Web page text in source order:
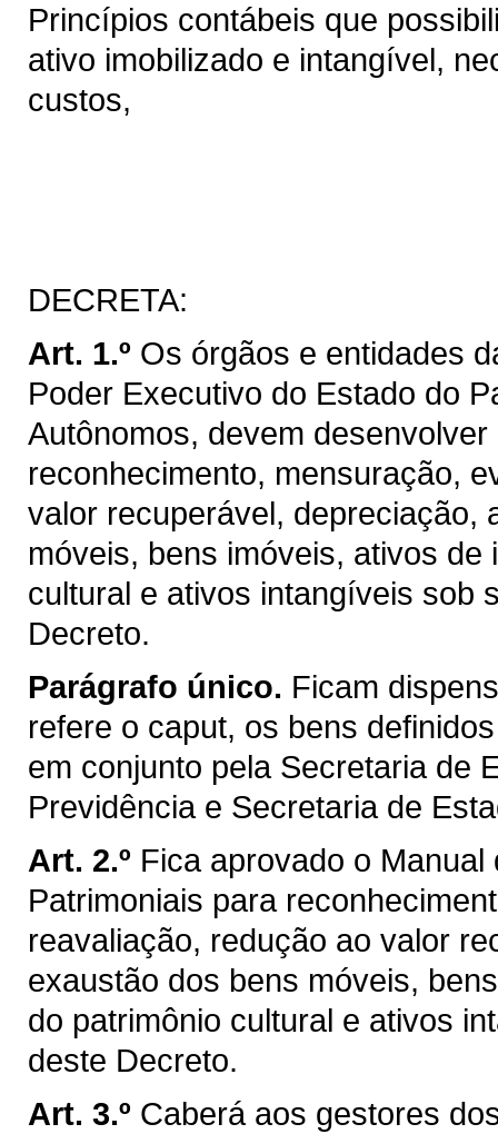
Princípios contábeis que
ativo imobilizado e intangível,
custos,
DECRETA:
Art. 1.º Os órgãos e entidades
Poder Executivo do Estado do
Autônomos, devem
reconhecimento, mensuração,
valor recuperável, depreciação,
móveis, bens imóveis, ativos
cultural e ativos intangíveis sob
Decreto.
Parágrafo único. Ficam
refere o caput, os bens
em conjunto pela Secretaria de
Previdência e Secretaria de
Art. 2.º Fica aprovado o
Patrimoniais para
reavaliação, redução ao valor
exaustão dos bens móveis,
do patrimônio cultural e ativos
deste Decreto.
Art. 3.º Caberá aos gestores